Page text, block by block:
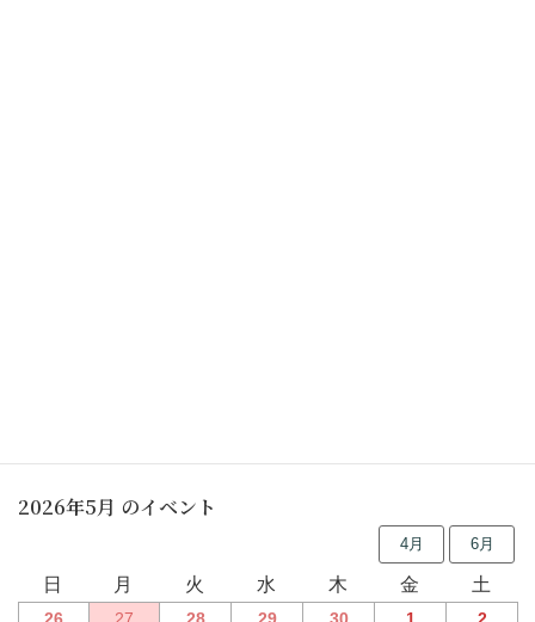
2026年5月 のイベント
4月 6月
日 月 火 水 木 金 土